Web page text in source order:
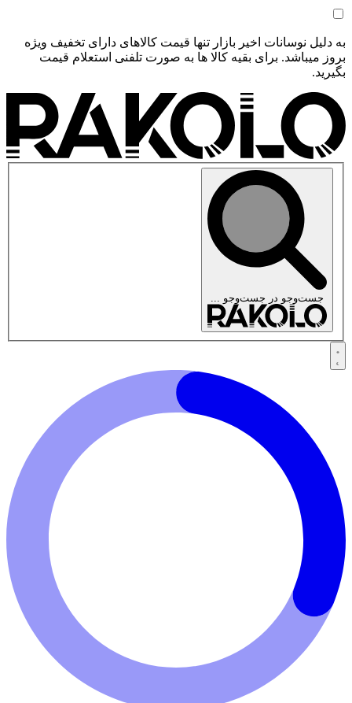
به دلیل نوسانات اخیر بازار تنها قیمت کالاهای دارای تخفیف ویژه
بروز میباشد. برای بقیه کالا ها به صورت تلفنی استعلام قیمت
بگیرید.
جست‌وجو در جست‌وجو ...